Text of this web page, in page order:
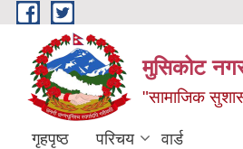
Skip to main content
मुसिकोट
"सामाजिक
गृहपृष्ठ परिचय वार्ड